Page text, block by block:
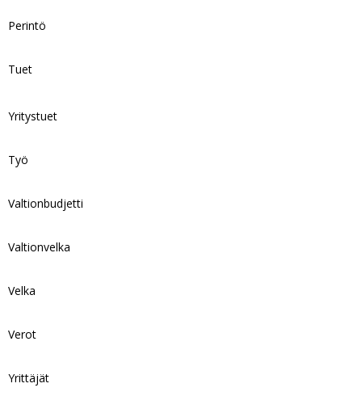
Perintö
Tuet
Yritystuet
Työ
Valtionbudjetti
Valtionvelka
Velka
Verot
Yrittäjät